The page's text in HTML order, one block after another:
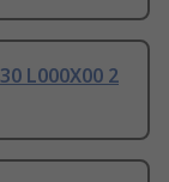
L000X00 2